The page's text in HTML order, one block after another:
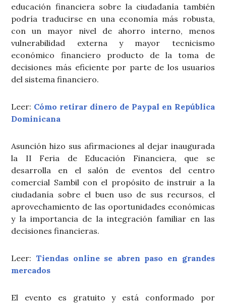
educación financiera sobre la ciudadanía también
podría traducirse en una economía más robusta,
con un mayor nivel de ahorro interno, menos
vulnerabilidad externa y mayor tecnicismo
económico financiero producto de la toma de
decisiones más eficiente por parte de los usuarios
del sistema financiero.
Leer: Cómo retirar dinero de Paypal en República
Dominicana
Asunción hizo sus afirmaciones al dejar inaugurada
la II Feria de Educación Financiera, que se
desarrolla en el salón de eventos del centro
comercial Sambil con el propósito de instruir a la
ciudadanía sobre el buen uso de sus recursos, el
aprovechamiento de las oportunidades económicas
y la importancia de la integración familiar en las
decisiones financieras.
Leer: Tiendas online se abren paso en grandes
mercados
El evento es gratuito y está conformado por